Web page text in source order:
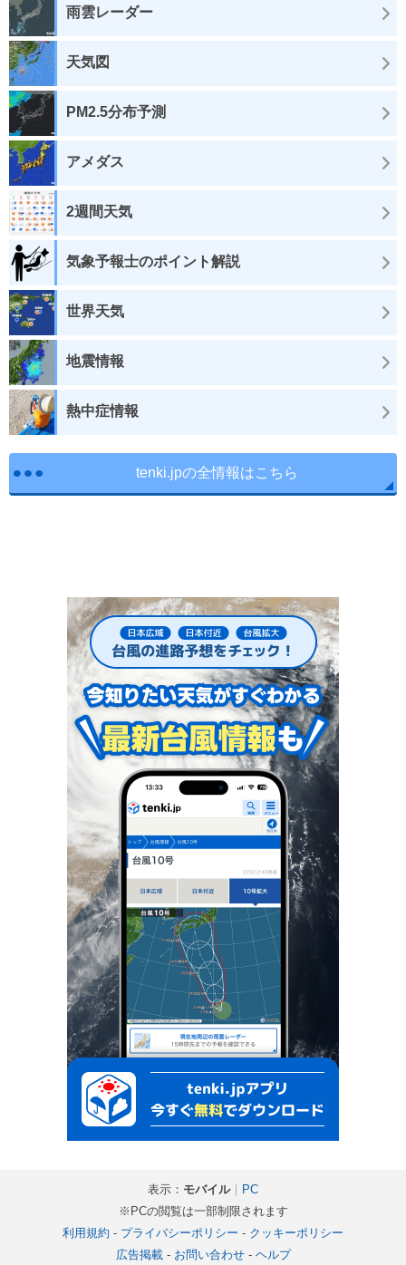
雨雲レーダー
天気図
PM2.5分布予測
アメダス
2週間天気
気象予報士のポイント解説
世界天気
地震情報
熱中症情報
tenki.jpの全情報はこちら
表示： モバイル｜ PC
※PCの閲覧は一部制限されます
利用規約 - プライバシーポリシー - クッキーポリシー
広告掲載- お問い合わせ- ヘルプ